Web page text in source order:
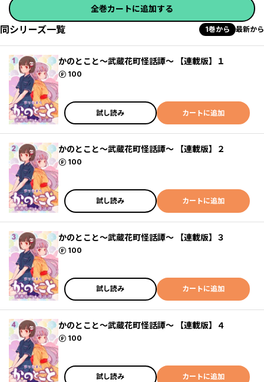
全巻カートに追加する
同シリーズ一覧 1巻から 最新から
かのとこと～武蔵花町怪話譚～ 【連載版】１
100
ポイント
試し読み カートに追加
かのとこと～武蔵花町怪話譚～ 【連載版】２
100
ポイント
試し読み カートに追加
かのとこと～武蔵花町怪話譚～ 【連載版】３
100
ポイント
試し読み カートに追加
かのとこと～武蔵花町怪話譚～ 【連載版】４
100
ポイント
試し読み カートに追加